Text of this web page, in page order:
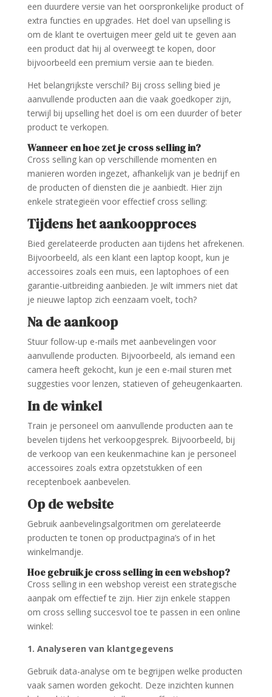
een duurdere versie van het oorspronkelijke product of
extra functies en upgrades. Het doel van upselling is
om de klant te overtuigen meer geld uit te geven aan
een product dat hij al overweegt te kopen, door
bijvoorbeeld een premium versie aan te bieden.
Het belangrijkste verschil? Bij cross selling bied je
aanvullende producten aan die vaak goedkoper zijn,
terwijl bij upselling het doel is om een duurder of beter
product te verkopen.
Wanneer en hoe zet je cross selling in?
Cross selling kan op verschillende momenten en
manieren worden ingezet, afhankelijk van je bedrijf en
de producten of diensten die je aanbiedt. Hier zijn
enkele strategieën voor effectief cross selling:
Tijdens het aankoopproces
Bied gerelateerde producten aan tijdens het afrekenen.
Bijvoorbeeld, als een klant een laptop koopt, kun je
accessoires zoals een muis, een laptophoes of een
garantie-uitbreiding aanbieden. Je wilt immers niet dat
je nieuwe laptop zich eenzaam voelt, toch?
Na de aankoop
Stuur follow-up e-mails met aanbevelingen voor
aanvullende producten. Bijvoorbeeld, als iemand een
camera heeft gekocht, kun je een e-mail sturen met
suggesties voor lenzen, statieven of geheugenkaarten.
In de winkel
Train je personeel om aanvullende producten aan te
bevelen tijdens het verkoopgesprek. Bijvoorbeeld, bij
de verkoop van een keukenmachine kan je personeel
accessoires zoals extra opzetstukken of een
receptenboek aanbevelen.
Op de website
Gebruik aanbevelingsalgoritmen om gerelateerde
producten te tonen op productpagina’s of in het
winkelmandje.
Hoe gebruik je cross selling in een webshop?
Cross selling in een webshop vereist een strategische
aanpak om effectief te zijn. Hier zijn enkele stappen
om cross selling succesvol toe te passen in een online
winkel:
1. Analyseren van klantgegevens
Gebruik data-analyse om te begrijpen welke producten
vaak samen worden gekocht. Deze inzichten kunnen